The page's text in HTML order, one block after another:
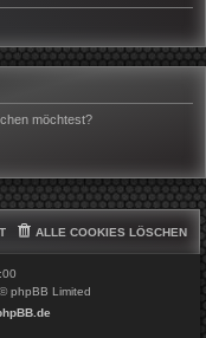
möchtest?
ALLE COOKIES LÖSCHEN
phpBB Limited